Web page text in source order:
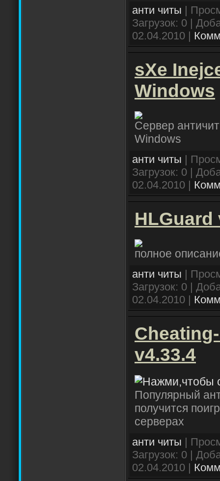
анти читы |
Загрузок: 0 |
02.04.2010 |
sXe
Windows
Сервер
Windows
анти читы |
Загрузок: 0 |
02.04.2010 |
HLGuard
полное
анти читы |
Загрузок: 0 |
02.04.2010 |
v4.33.4
Популярный
получится
серверах
анти читы |
Загрузок: 0 |
02.04.2010 |